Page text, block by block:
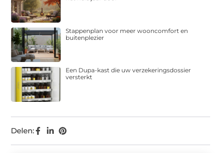
Delen:
Stappenplan voor meer wooncomfort en
buitenplezier
Een Dupa-kast die uw verzekeringsdossier
versterkt